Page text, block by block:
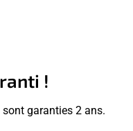
!
garanties 2 ans.